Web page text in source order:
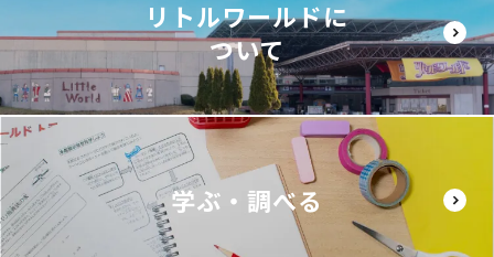
リトルワールドに
ついて
学ぶ・調べる